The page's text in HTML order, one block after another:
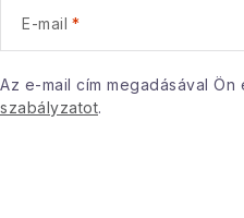
E-mail
Az e-mail cím megadásával Ön
szabályzatot.